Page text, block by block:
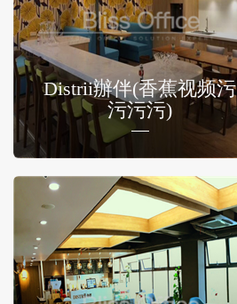
Distrii辦伴(香蕉视频污
污污污)